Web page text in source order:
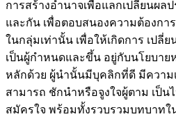
การสร้างอำนาจเพื่อแลกเปลี่ยนผล
และกัน เพื่อตอบสนองความต้องกา
ในกลุ่มเท่านั้น เพื่อให้เกิดการ เปลี่
เป็นผู้กำหนดและขึ้น อยู่กับนโยบา
หลักด้วย ผู้นำนั้นมีบุคลิกที่ดี มีความ
สามารถ ชักนำหรือจูงใจผู้ตาม เป็
สมัครใจ พร้อมทั้งรวบรวมบทบาทใ